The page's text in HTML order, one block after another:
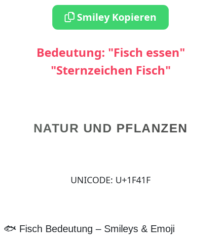
Smiley Kopieren
Bedeutung: "Fisch essen"
"Sternzeichen Fisch"
NATUR UND PFLANZEN
UNICODE: U+1F41F
🐟 Fisch Bedeutung – Smileys & Emoji